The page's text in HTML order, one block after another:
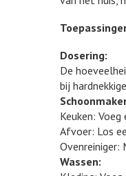
Dosering:
De
bij
Keuken:
Afvoer: Los
Ovenreiniger:
Wassen: